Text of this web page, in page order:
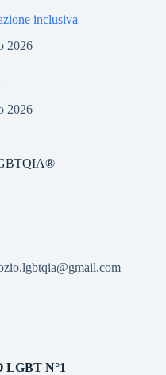
inclusiva
2026
2026
LGBT N°1